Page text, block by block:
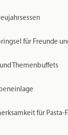
für Freunde
Themenbuffets
für Pasta-